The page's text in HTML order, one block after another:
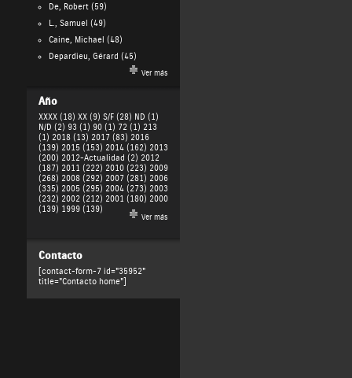
De, Robert(59)
L., Samuel (49)
Caine, Michael (48)
Depardieu, Gérard (45)
Ver más
Año
XXXX (18) XX (9) S/F (28) ND (1)
N/D (2) 93 (1) 90 (1) 72 (1) 213
(1) 2018 (13) 2017 (83) 2016
(139) 2015 (153) 2014 (162) 2013
(200) 2012-Actualidad (2) 2012
(187) 2011 (222) 2010 (223) 2009
(268) 2008 (292) 2007 (281) 2006
(335) 2005 (295) 2004 (273) 2003
(232) 2002 (212) 2001 (180) 2000
(139) 1999 (139)
Ver más
Contacto
[contact-form-7 id="35952"
title="Contacto home"]